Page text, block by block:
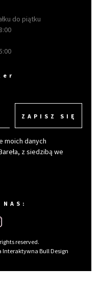
do piątku
ZAPISZ SIĘ
moich danych
z siedzibą we
NAS:
reserved.
Interaktywna Bull Design